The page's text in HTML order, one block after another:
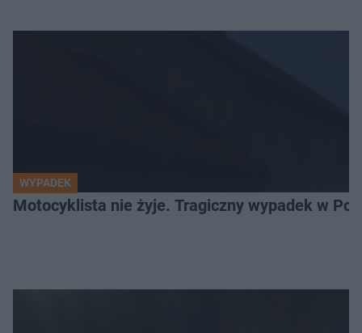
WYPADEK
Motocyklista nie żyje. Tragiczny wypadek w